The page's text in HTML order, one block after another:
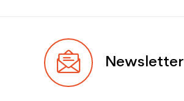
Benutzer Gemischt
Newsletter